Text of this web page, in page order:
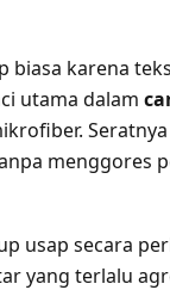
biasa karena
utama dalam
menggores
usap secara
yang terlalu